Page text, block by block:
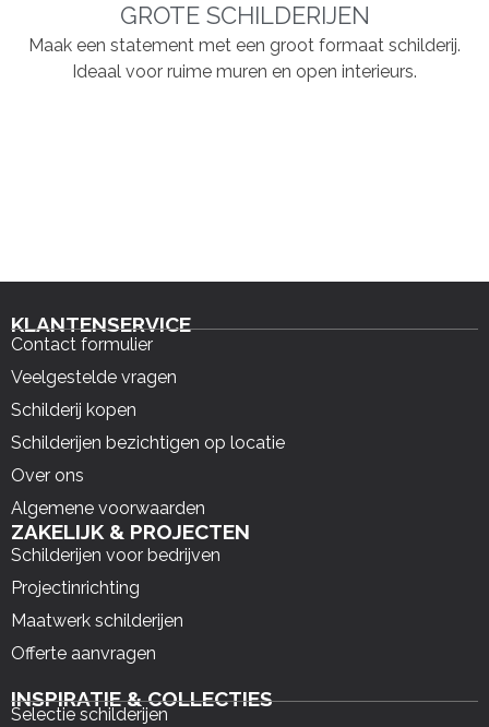
GROTE SCHILDERIJEN
Maak een statement met een groot formaat schilderij.
Ideaal voor ruime muren en open interieurs.
KLANTENSERVICE
Contact formulier
Veelgestelde vragen
Schilderij kopen
Schilderijen bezichtigen op locatie
Over ons
Algemene voorwaarden
ZAKELIJK & PROJECTEN
Schilderijen voor bedrijven
Projectinrichting
Maatwerk schilderijen
Offerte aanvragen
INSPIRATIE & COLLECTIES
Selectie schilderijen